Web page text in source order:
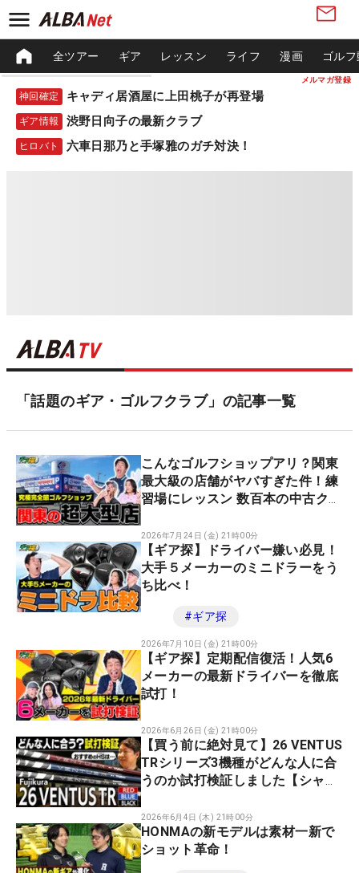
メルマガ登録
全ツアー ギア レッスン ライフ 漫画 ゴル
神回確定 キャディ居酒屋に上田桃子が再登場
ギア情報 渋野日向子の最新クラブ
ヒロバト 六車日那乃と手塚雅のガチ対決！
「話題のギア・ゴルフクラブ」の記事一覧
こんなゴルフショップアリ？関東
最大級の店舗がヤバすぎた件！練
習場にレッスン 数百本の中古クラ
2026年7月24日 (金) 21時00分
【ギア探】ドライバー嫌い必見！
大手５メーカーのミニドラーをう
ち比べ！
#ギア探
2026年7月10日 (金) 21時00分
【ギア探】定期配信復活！人気6
メーカーの最新ドライバーを徹底
試打！
2026年6月26日 (金) 21時00分
【買う前に絶対見て】26 VENTUS
TRシリーズ3機種がどんな人に合
うのか試打検証しました【シャフ
2026年6月4日 (木) 21時00分
HONMAの新モデルは素材一新で
ショット革命！